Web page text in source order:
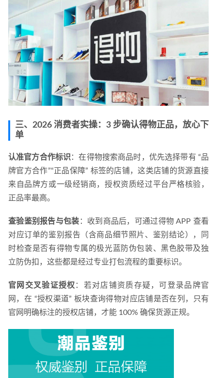
三、2026 消费者实操：3 步确认得物正品，放心下
单
认准官方合作标识：在得物搜索商品时，优先选择带有 “品
牌官方合作”“正品保障” 标签的店铺，这类店铺的货源直接
来自品牌方或一级经销商，授权资质经过平台严格核验，
正品率最高。
查验鉴别报告与包装 ：收到商品后，可通过得物 APP 查看
对应订单的鉴别报告（含商品细节照片、鉴别结论），同
时检查是否有得物专属的极光蓝防伪包装、黑色胶带及独
立防伪扣，这些都是经过专业打包流程的重要标识。
官网交叉验证授权 ：若对店铺资质存疑，可登录品牌官
网，在 “授权渠道” 板块查询得物对应店铺是否在列，只有
官网明确标注的授权店铺，才能 100% 确保货源正规。